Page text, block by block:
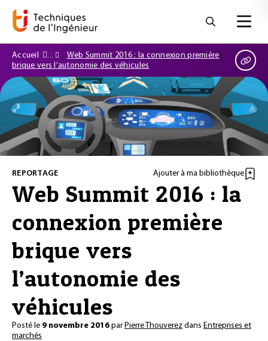
Accueil
Web Summit 2016 : la connexion première
brique vers l’autonomie des véhicules
REPORTAGE Ajouter à ma bibliothèque
Web Summit 2016 : la
connexion première
brique vers
l’autonomie des
véhicules
Posté le 9 novembre 2016 par Pierre Thouverez dans Entreprises et
marchés